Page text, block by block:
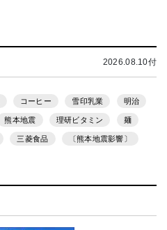
2026.08.10付
コーヒー 雪印乳業 明治
熊本地震 理研ビタミン 麺
三菱食品 〔熊本地震影響〕